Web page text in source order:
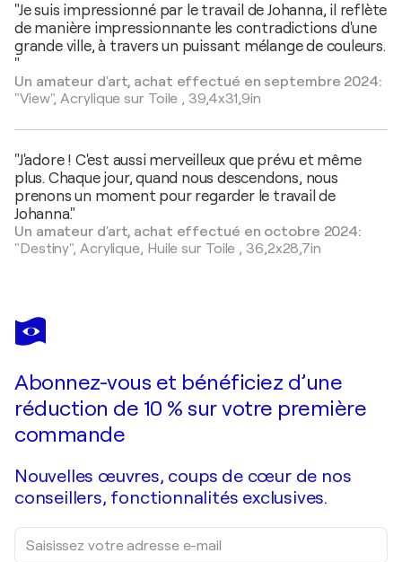
"Je suis impressionné par le travail de Johanna, il reflète
de manière impressionnante les contradictions d'une
grande ville, à travers un puissant mélange de couleurs.
"
Un amateur d'art, achat effectué en septembre 2024:
"View",Acrylique sur Toile , 39,4x31,9in
"J'adore ! C'est aussi merveilleux que prévu et même
plus. Chaque jour, quand nous descendons, nous
prenons un moment pour regarder le travail de
Johanna."
Un amateur d'art, achat effectué en octobre 2024:
"Destiny", Acrylique, Huile sur Toile , 36,2x28,7in
Abonnez-vous et bénéficiez d’une
réduction de 10 % sur votre première
commande
Nouvelles œuvres, coups de cœur de nos
conseillers, fonctionnalités exclusives.